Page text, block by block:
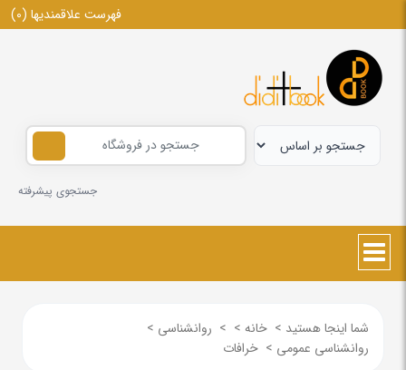
فهرست علاقمندیها (0)
جستجوی پیشرفته
شما اینجا هستید > خانه >
> روانشناسی >
روانشناسی عمومی > خرافات